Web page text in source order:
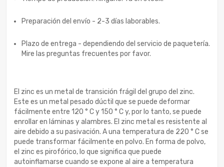
Preparación del envío - 2-3 días laborables.
Plazo de entrega - dependiendo del servicio de paquetería.
Mire las preguntas frecuentes por favor.
El zinc es un metal de transición frágil del grupo del zinc.
Este es un metal pesado dúctil que se puede deformar
fácilmente entre 120 ° C y 150 ° C y, por lo tanto, se puede
enrollar en láminas y alambres. El zinc metal es resistente al
aire debido a su pasivación. A una temperatura de 220 ° C se
puede transformar fácilmente en polvo. En forma de polvo,
el zinc es pirofórico, lo que significa que puede
autoinflamarse cuando se expone al aire a temperatura